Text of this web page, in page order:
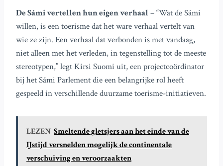
De Sámi vertellen hun eigen verhaal – “Wat de Sámi
willen, is een toerisme dat het ware verhaal vertelt van
wie ze zijn. Een verhaal dat verbonden is met vandaag,
niet alleen met het verleden, in tegenstelling tot de meeste
stereotypen,” legt Kirsi Suomi uit, een projectcoördinator
bij het Sámi Parlement die een belangrijke rol heeft
gespeeld in verschillende duurzame toerisme-initiatieven.
LEZEN Smeltende gletsjers aan het einde van de
IJstijd versnelden mogelijk de continentale
verschuiving en veroorzaakten